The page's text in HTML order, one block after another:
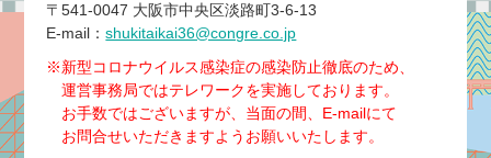
〒541-0047 大阪市中央区淡路町3-6-13
E-mail：shukitaikai36@congre.co.jp
※新型コロナウイルス感染症の感染防止徹底のため、
運営事務局ではテレワークを実施しております。
お手数ではございますが、当面の間、E-mailにて
お問合せいただきますようお願いいたします。